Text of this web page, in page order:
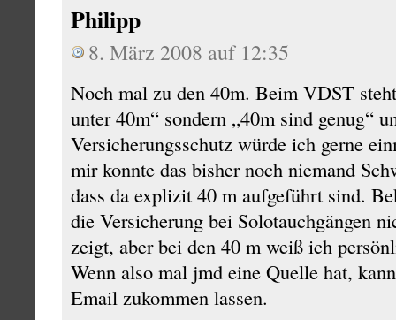
Philipp
8. März 2008 auf 12:35
Noch mal zu den 40m. Beim VDST
unter 40m“ sondern „40m sind genug“
Versicherungsschutz würde ich gerne
mir konnte das bisher noch niemand
dass da explizit 40 m aufgeführt sind.
die Versicherung bei Solotauchgängen
zeigt, aber bei den 40 m weiß ich
Wenn also mal jmd eine Quelle hat,
Email zukommen lassen.